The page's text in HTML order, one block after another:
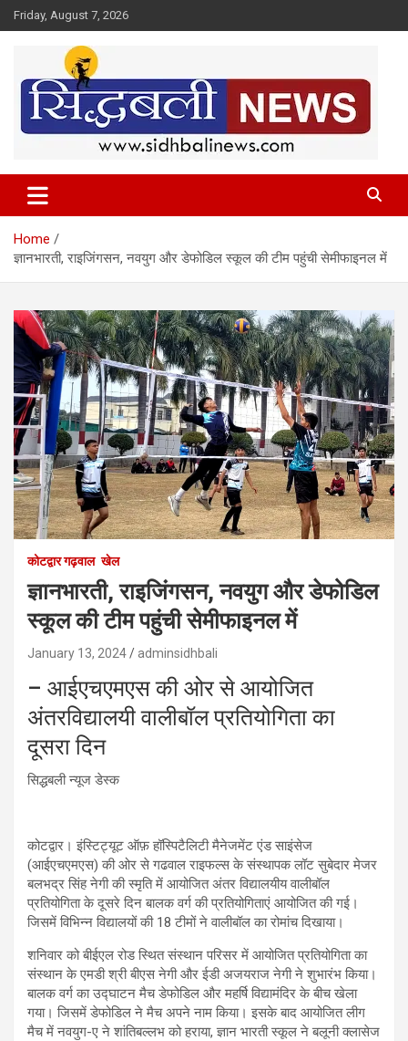
Skip
to
Friday, August 7, 2026
Sidhbali News
Home
ज्ञानभारती, राइजिंगसन, नवयुग और डेफोडिल स्‍कूल की टीम पहुंची सेमीफाइनल में
कोटद्वार गढ़वाल खेल
ज्ञानभारती, राइजिंगसन, नवयुग और डेफोडिल
स्‍कूल की टीम पहुंची सेमीफाइनल में
January 13, 2024 adminsidhbali
– आईएचएमएस की ओर से आयोजित
अंतरविद्यालयी वालीबॉल प्रतियोगिता का
दूसरा दिन
सिद्धबली न्यूज डेस्क
कोटद्वार। इंस्टिट्यूट ऑफ़ हॉस्पिटैलिटी मैनेजमेंट एंड साइंसेज
(आईएचएमएस) की ओर से गढवाल राइफल्‍स के संस्‍थापक लॉट सुबेदार मेजर
बलभद्र सिंह नेगी की स्‍मृति में आयोजित अंतर विद्यालयीय वालीबॉल
प्रतियोगिता के दूसरे दिन बालक वर्ग की प्रतियोगिताएं आयोजित की गई।
जिसमें विभिन्‍न विद्यालयों की 18 टीमों ने वालीबॉल का रोमांच दिखाया।
शनिवार को बीईएल रोड स्थित संस्‍थान परिसर में आयोजित प्रतियोगिता का
संस्‍थान के एमडी श्री बीएस नेगी और ईडी अजयराज नेगी ने शुभारंभ किया।
बालक वर्ग का उद्घाटन मैच डेफोडिल और म‍हर्षि विद्यामंदिर के बीच खेला
गया। जिसमें डेफोडिल ने मैच अपने नाम किया। इसके बाद आयोजित लीग
मैच में नवयुग-ए ने शांतिबल्‍लभ को हराया, ज्ञान भारती स्‍कूल ने बलूनी क्‍लासेज